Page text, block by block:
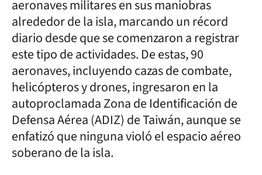
aeronaves militares en sus maniobras
alrededor de la isla, marcando un récord
diario desde que se comenzaron a registrar
este tipo de actividades. De estas, 90
aeronaves, incluyendo cazas de combate,
helicópteros y drones, ingresaron en la
autoproclamada Zona de Identificación de
Defensa Aérea (ADIZ) de Taiwán, aunque se
enfatizó que ninguna violó el espacio aéreo
soberano de la isla.